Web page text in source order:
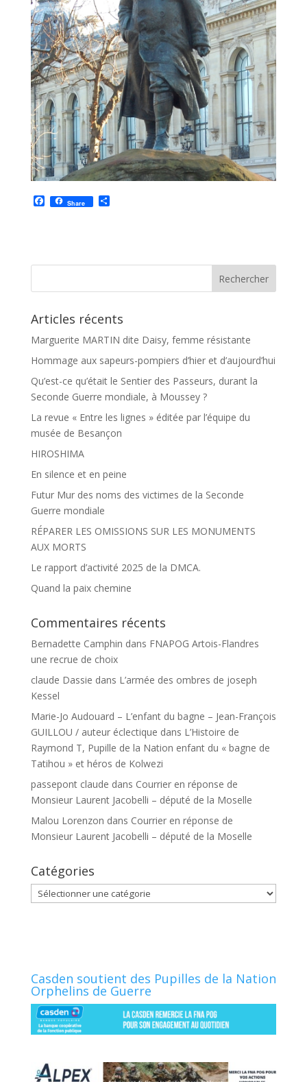
F
a
o
Share P
e
Articles récents
Marguerite MARTIN dite Daisy, femme résistante
Hommage aux sapeurs-pompiers d’hier et d’aujourd’hui
Qu’est-ce qu’était le Sentier des Passeurs, durant la
Seconde Guerre mondiale, à Moussey ?
La revue « Entre les lignes » éditée par l’équipe du
musée de Besançon
HIROSHIMA
En silence et en peine
Futur Mur des noms des victimes de la Seconde
Guerre mondiale
RÉPARER LES OMISSIONS SUR LES MONUMENTS
AUX MORTS
Le rapport d’activité 2025 de la DMCA.
Quand la paix chemine
Commentaires récents
Bernadette Camphin dans FNAPOG Artois-Flandres
une recrue de choix
claude Dassie dans L’armée des ombres de joseph
Kessel
Marie-Jo Audouard – L’enfant du bagne – Jean-François
GUILLOU / auteur éclectique dans L’Histoire de
Raymond T, Pupille de la Nation enfant du « bagne de
Tatihou » et héros de Kolwezi
passepont claude dans Courrier en réponse de
Monsieur Laurent Jacobelli – député de la Moselle
Malou Lorenzon dans Courrier en réponse de
Monsieur Laurent Jacobelli – député de la Moselle
Catégories
Catégories
Casden soutient des Pupilles de la Nation
Orphelins de Guerre